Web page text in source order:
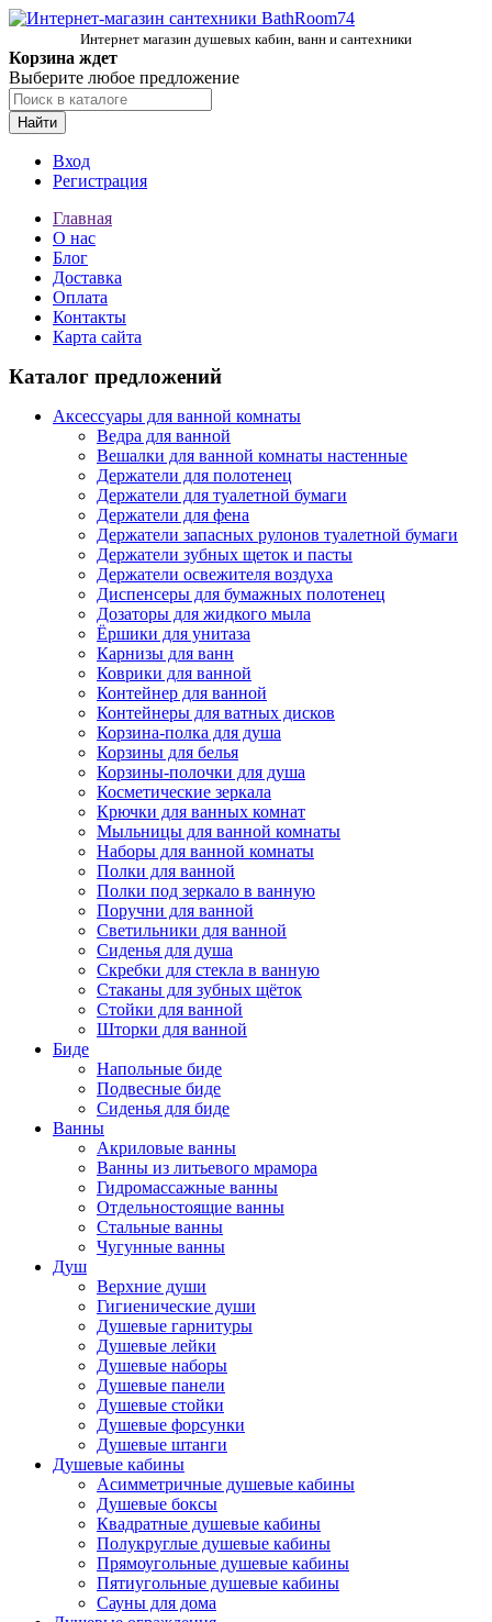
Интернет магазин душевых кабин, ванн и сантехники
Корзина ждет
Выберите любое предложение
Найти
Вход
Регистрация
Главная
О нас
Блог
Доставка
Оплата
Контакты
Карта сайта
Каталог предложений
Аксессуары для ванной комнаты
Ведра для ванной
Вешалки для ванной комнаты настенные
Держатели для полотенец
Держатели для туалетной бумаги
Держатели для фена
Держатели запасных рулонов туалетной бумаги
Держатели зубных щеток и пасты
Держатели освежителя воздуха
Диспенсеры для бумажных полотенец
Дозаторы для жидкого мыла
Ёршики для унитаза
Карнизы для ванн
Коврики для ванной
Контейнер для ванной
Контейнеры для ватных дисков
Корзина-полка для душа
Корзины для белья
Корзины-полочки для душа
Косметические зеркала
Крючки для ванных комнат
Мыльницы для ванной комнаты
Наборы для ванной комнаты
Полки для ванной
Полки под зеркало в ванную
Поручни для ванной
Светильники для ванной
Сиденья для душа
Скребки для стекла в ванную
Стаканы для зубных щёток
Стойки для ванной
Шторки для ванной
Биде
Напольные биде
Подвесные биде
Сиденья для биде
Ванны
Акриловые ванны
Ванны из литьевого мрамора
Гидромассажные ванны
Отдельностоящие ванны
Стальные ванны
Чугунные ванны
Душ
Верхние души
Гигиенические души
Душевые гарнитуры
Душевые лейки
Душевые наборы
Душевые панели
Душевые стойки
Душевые форсунки
Душевые штанги
Душевые кабины
Асимметричные душевые кабины
Душевые боксы
Квадратные душевые кабины
Полукруглые душевые кабины
Прямоугольные душевые кабины
Пятиугольные душевые кабины
Сауны для дома